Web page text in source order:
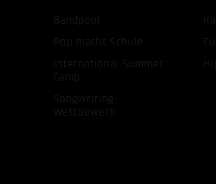
Bandpool
Pop macht Schule
International Summer
Camp
Songwriting-
Wettbewerb